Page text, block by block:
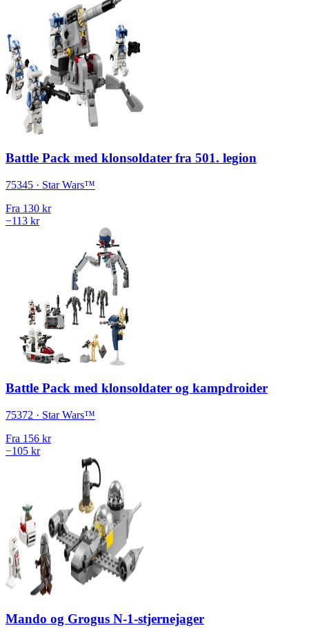
Battle Pack med klonsoldater fra 501. legion
75345 · Star Wars™
Fra 130 kr
−113 kr
Battle Pack med klonsoldater og kampdroider
75372 · Star Wars™
Fra 156 kr
−105 kr
Mando og Grogus N-1-stjernejager